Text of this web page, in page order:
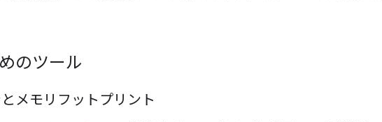
のツール
メモリフットプリント